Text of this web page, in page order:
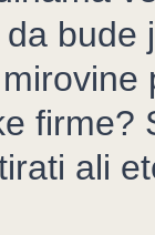
bude
firme?
ali